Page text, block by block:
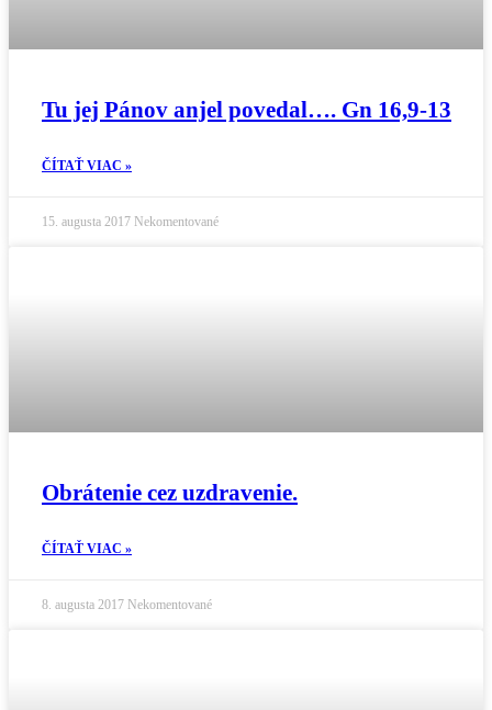
Tu jej Pánov anjel povedal…. Gn 16,9-13
ČÍTAŤ VIAC »
15. augusta 2017 Nekomentované
Obrátenie cez uzdravenie.
ČÍTAŤ VIAC »
8. augusta 2017 Nekomentované